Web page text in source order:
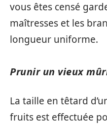
vous êtes censé
maîtresses et les
longueur uniforme.
Prunir un vieux
La taille en têtard
fruits est effectuée